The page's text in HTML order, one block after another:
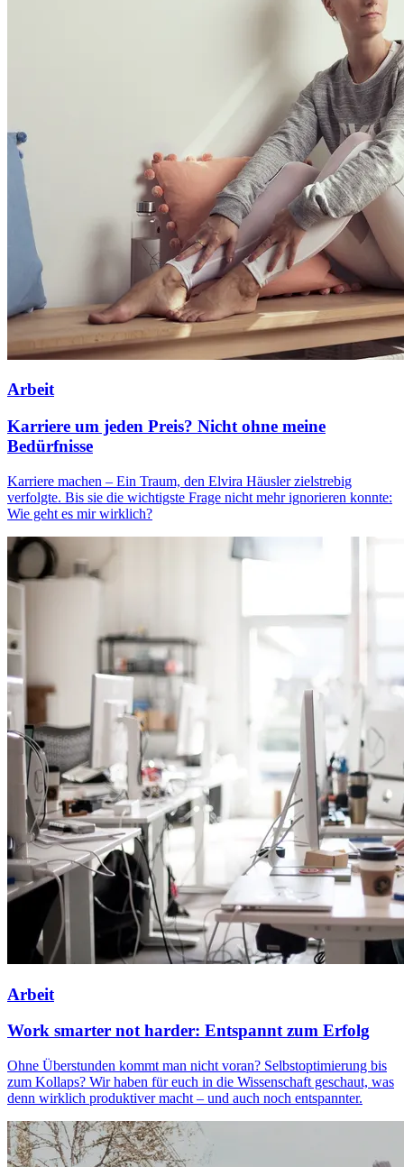
Arbeit
Karriere um jeden Preis? Nicht ohne meine
Bedürfnisse
Karriere machen – Ein Traum, den Elvira Häusler zielstrebig
verfolgte. Bis sie die wichtigste Frage nicht mehr ignorieren konnte:
Wie geht es mir wirklich?
Arbeit
Work smarter not harder: Entspannt zum Erfolg
Ohne Überstunden kommt man nicht voran? Selbstoptimierung bis
zum Kollaps? Wir haben für euch in die Wissenschaft geschaut, was
denn wirklich produktiver macht – und auch noch entspannter.